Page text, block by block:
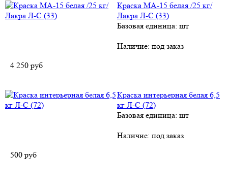
Краска МА-15 белая /25 кг/
Лакра Л-С (33)
Базовая единица: шт
Наличие: под заказ
4 250 руб
Краска интерьерная белая 6,5
кг Л-С (72)
Базовая единица: шт
Наличие: под заказ
500 руб